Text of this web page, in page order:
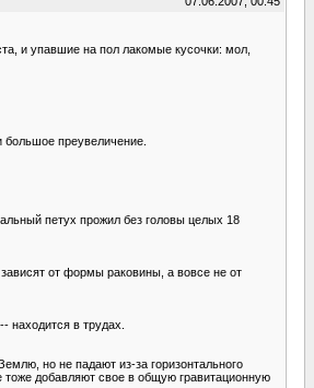
и упавшие на пол лакомые кусочки: мол,
преувеличение.
петух прожил без головы целых 18
от формы раковины, а вовсе не от
в трудах.
но не падают из-за горизонтального
тоже добавляют свое в общую гравитационную